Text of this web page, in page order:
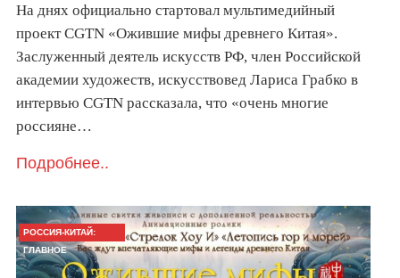
На днях официально стартовал мультимедийный
проект CGTN «Ожившие мифы древнего Китая».
Заслуженный деятель искусств РФ, член Российской
академии художеств, искусствовед Лариса Грабко в
интервью CGTN рассказала, что «очень многие
россияне…
Подробнее..
РОССИЯ-КИТАЙ:
ГЛАВНОЕ